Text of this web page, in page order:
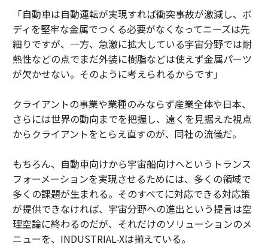
「自動車は自動運転が実現すれば衝突事故が激減し、ボ
ディを堅牢な金属でつくる必要がなくなってニーズは先
細りですが、一方、急激に拡大している宇宙分野では耐
熱性などの点でまだ外装に樹脂などは使えず金属パーツ
が欠かせない。そのように考えられるからです」
クライアントの事業や業種のみならず産業全体や日本、
さらには世界の動向までを把握し、遠くを見据えた視点
からクライアントをとらえ直すのが、同社の流儀だ。
もちろん、自動車向けから宇宙船向けへというトランス
フォーメーションを実現させるためには、多くの領域で
多くの課題が生まれる。そのすべてに対応できる対応策
が提供できなければ、宇宙分野への進出という提言は空
理空論に終わるのだが、それだけのソリューションのメ
ニューを、INDUSTRIAL-Xは揃えている。